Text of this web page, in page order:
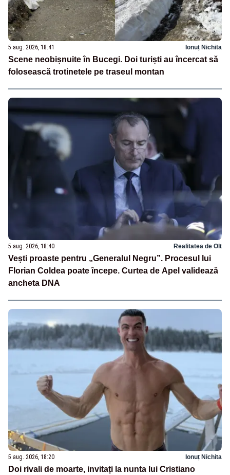
5 aug. 2026, 18:41 Ionuț Nichita
Scene neobișnuite în Bucegi. Doi turiști au încercat să
folosească trotinetele pe traseul montan
5 aug. 2026, 18:40 Realitatea de Olt
Vești proaste pentru „Generalul Negru”. Procesul lui
Florian Coldea poate începe. Curtea de Apel validează
ancheta DNA
5 aug. 2026, 18:20 Ionuț Nichita
Doi rivali de moarte, invitați la nunta lui Cristiano